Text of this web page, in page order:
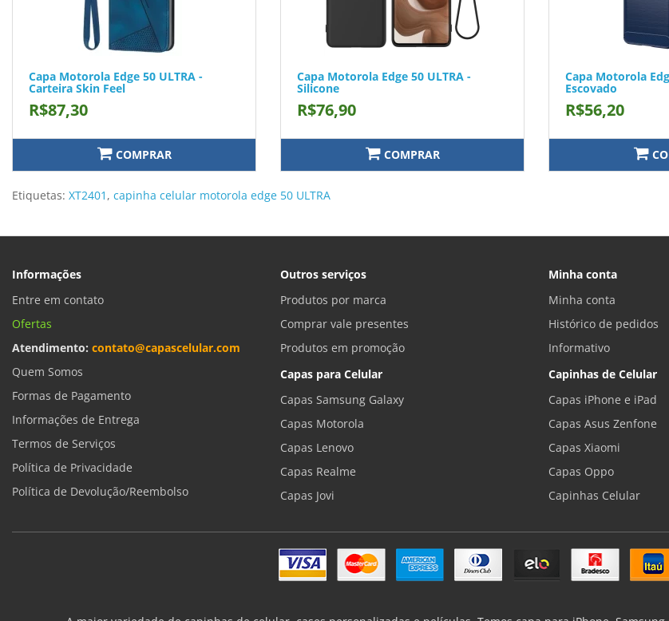
Capa Motorola Edge 50 ULTRA -
Carteira Skin Feel
R$87,30
COMPRAR
Capa Motorola Edge 50 ULTRA -
Silicone
R$76,90
COMPRAR
Capa Motorola
Escovado
R$56,20
Etiquetas: XT2401 , capinha celular motorola edge 50 ULTRA
Informações
Entre em contato
Ofertas
Atendimento: contato@capascelular.com
Quem Somos
Formas de Pagamento
Informações de Entrega
Termos de Serviços
Política de Privacidade
Política de Devolução/Reembolso
Outros serviços
Produtos por marca
Comprar vale presentes
Produtos em promoção
Capas para Celular
Capas Samsung Galaxy
Capas Motorola
Capas Lenovo
Capas Realme
Capas Jovi
Minha conta
Minha conta
Histórico de pedidos
Informativo
Capinhas de Celular
Capas iPhone e iPad
Capas Asus Zenfone
Capas Xiaomi
Capas Oppo
Capinhas Celular